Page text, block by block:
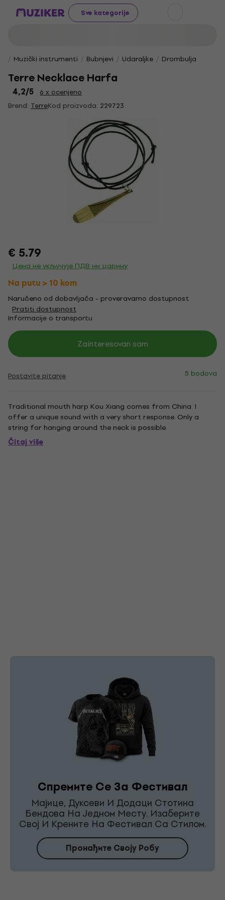
Sve kategorije
Muzički instrumenti Bubnjevi Udaraljke Drombulja
Terre Necklace Harfa
4,2/5
6 x ocenjeno
Brend: TerreKod proizvoda: 229723
€ 5.79
Цена не укључује ПДВ ни царину
Na putu > 10 kom
Naručeno od dobavljača - proveravamo dostupnost
Pratiti dostupnost
Informacije o transportu
Zainteresovan sam
Postavite pitanje 5 bodova
Traditional mouth harp Kou Xiang comes from China. I
offer a unique sound with a very short response. Only a
string for hanging around the neck is possible.
Čitaj više
Спремите Се За Фестивал
Мајице, Дуксеви И Додаци Стотина
Бендова На Једном Месту. Изаберите
Свој И Крените На Фестивал Са Стилом.
Пронађите Своју Робу